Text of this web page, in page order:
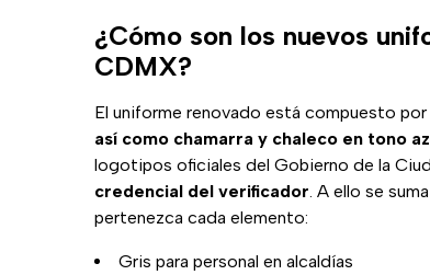
¿Cómo son los nuevos
CDMX?
El uniforme renovado está compuesto por
así como chamarra y chaleco en tono
logotipos oficiales del Gobierno de la
credencial del verificador. A ello se
pertenezca cada elemento:
Gris para personal en alcaldías